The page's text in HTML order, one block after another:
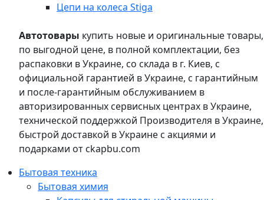
Цепи на колеса Stiga
Автотовары купить новые и оригинальные товары,
по выгодной цене, в полной комплектации, без
распаковки в Украине, со склада в г. Киев, с
официальной гарантией в Украине, с гарантийным
и после-гарантийным обслуживанием в
авторизированных сервисных центрах в Украине,
технической поддержкой Производителя в Украине,
быстрой доставкой в Украине с акциями и
подарками от ckapbu.com
Бытовая техника
Бытовая химия